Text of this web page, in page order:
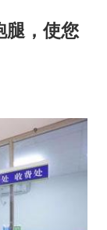
腿，使您